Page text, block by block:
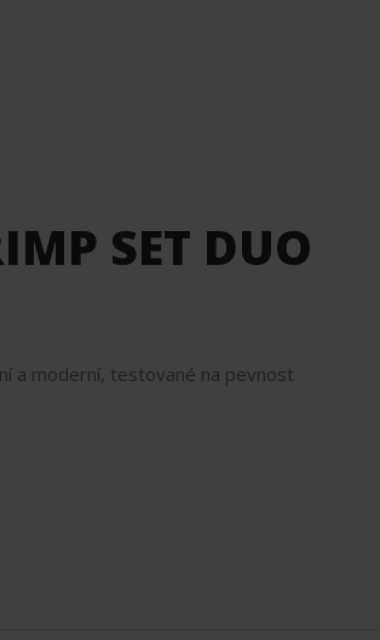
SET DUO
a moderní, testované na pevnost